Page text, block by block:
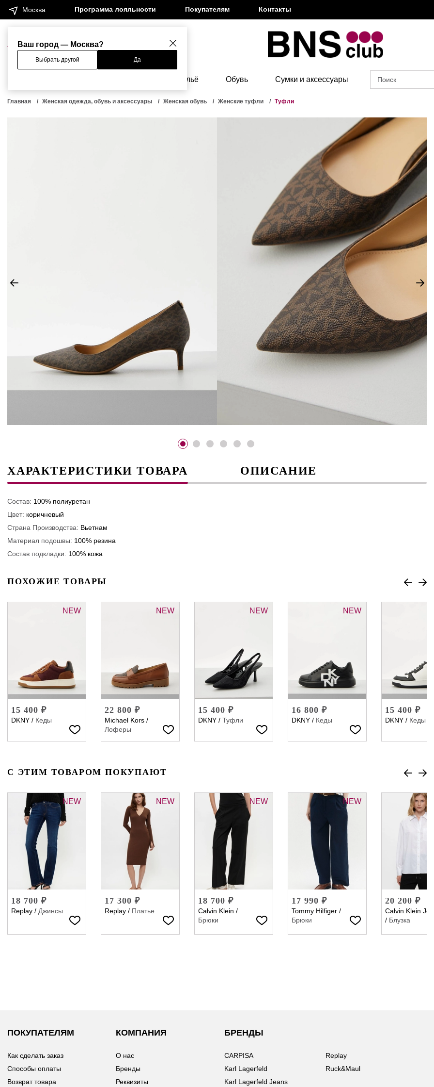
Ваш город — Москва?
Выбрать другой Да
Москва Программа лояльности Покупателям Контакты
Женщинам Мужчинам
Бельё Обувь Сумки и аксессуары
Главная Женская одежда, обувь и аксессуары Женская обувь Женские туфли Туфли
ХАРАКТЕРИСТИКИ ТОВАРА ОПИСАНИЕ
Состав: 100% полиуретан
Цвет: коричневый
Страна Производства: Вьетнам
Материал подошвы: 100% резина
Состав подкладки: 100% кожа
ПОХОЖИЕ ТОВАРЫ
NEW
15 400 ₽
DKNY / Кеды
NEW
22 800 ₽
Michael Kors /
Лоферы
NEW
15 400 ₽
DKNY / Туфли
NEW
16 800 ₽
DKNY / Кеды
15 400 ₽
DKNY / Кеды
С ЭТИМ ТОВАРОМ ПОКУПАЮТ
NEW
18 700 ₽
Replay / Джинсы
NEW
17 300 ₽
Replay / Платье
NEW
18 700 ₽
Calvin Klein /
Брюки
NEW
17 990 ₽
Tommy Hilfiger /
Брюки
20 200 ₽
Calvin Klein
/ Блузка
ПОКУПАТЕЛЯМ
Как сделать заказ
Способы оплаты
Возврат товара
КОМПАНИЯ
О нас
Бренды
Реквизиты
БРЕНДЫ
CARPISA
Karl Lagerfeld
Karl Lagerfeld Jeans
Replay
Ruck&Maul